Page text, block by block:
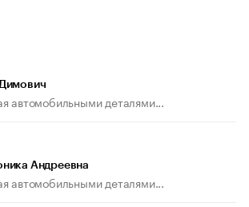
автомобильными деталями...
Андреевна
автомобильными деталями...